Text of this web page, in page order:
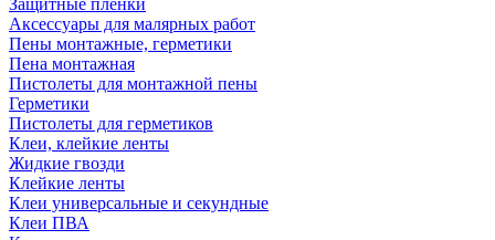
Защитные пленки
Аксессуары для малярных работ
Пены монтажные, герметики
Пена монтажная
Пистолеты для монтажной пены
Герметики
Пистолеты для герметиков
Клеи, клейкие ленты
Жидкие гвозди
Клейкие ленты
Клеи универсальные и секундные
Клеи ПВА